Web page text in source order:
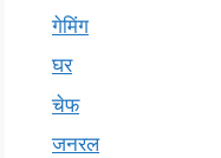
गेमिंग
घर
चेफ
जनरल